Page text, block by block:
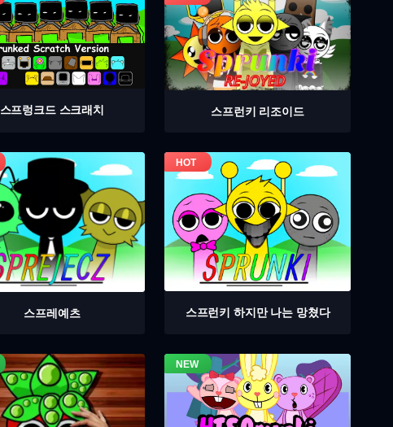
스프렁크드 스크래치 스프런키 리조이드
스프레예츠 스프런키 하지만 나는 망쳤다